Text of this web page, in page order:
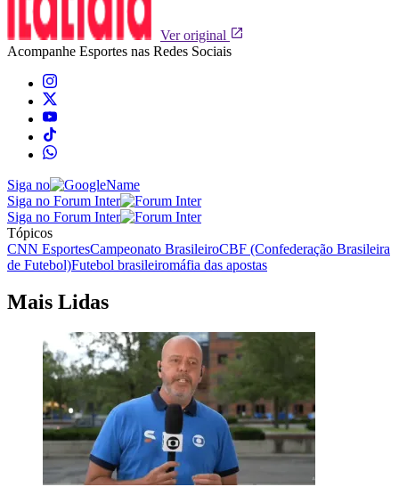
Ver original
Acompanhe Esportes nas Redes Sociais
Siga no
Siga no Forum Inter
Siga no Forum Inter
Tópicos
CNN EsportesCampeonato BrasileiroCBF (Confederação Brasileira
de Futebol)Futebol brasileiromáfia das apostas
Mais Lidas